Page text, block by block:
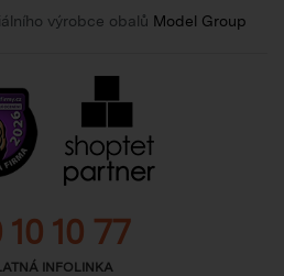
výrobce obalů Model Group
10 77
INFOLINKA